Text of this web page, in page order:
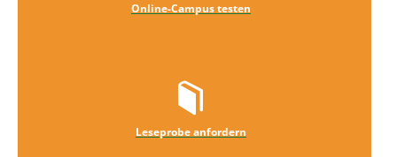
Online-Campus testen
Leseprobe anfordern